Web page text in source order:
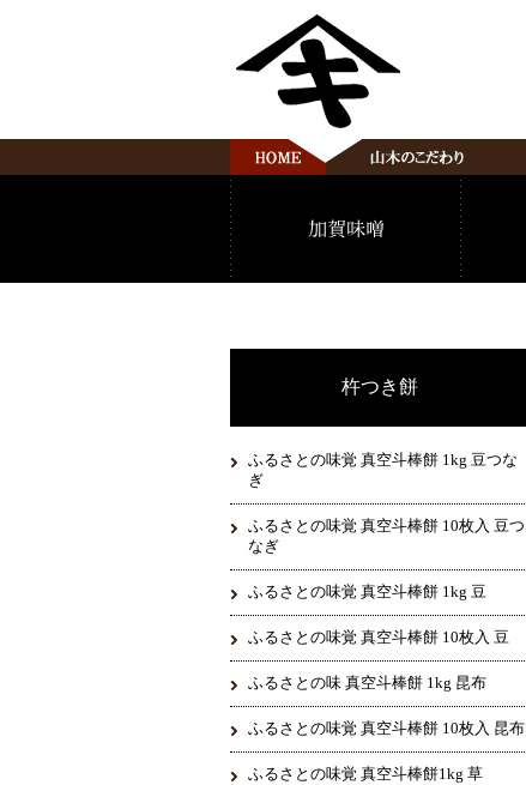
杵つき餅
ふるさとの味覚 真空斗棒餅 1kg 豆つな
ぎ
ふるさとの味覚 真空斗棒餅 10枚入 豆つ
なぎ
ふるさとの味覚 真空斗棒餅 1kg 豆
ふるさとの味覚 真空斗棒餅 10枚入 豆
ふるさとの味 真空斗棒餅 1kg 昆布
ふるさとの味覚 真空斗棒餅 10枚入 昆布
ふるさとの味覚 真空斗棒餅1kg 草